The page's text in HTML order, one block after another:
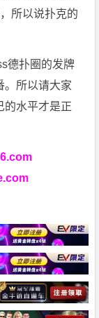
所以说扑克的
德扑圈的发牌
。所以请大家
的水平才是正